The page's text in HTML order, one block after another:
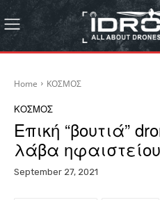
Home ΚΟΣΜΟΣ
ΚΟΣΜΟΣ
Επική “βουτιά”
λάβα
September 27, 2021